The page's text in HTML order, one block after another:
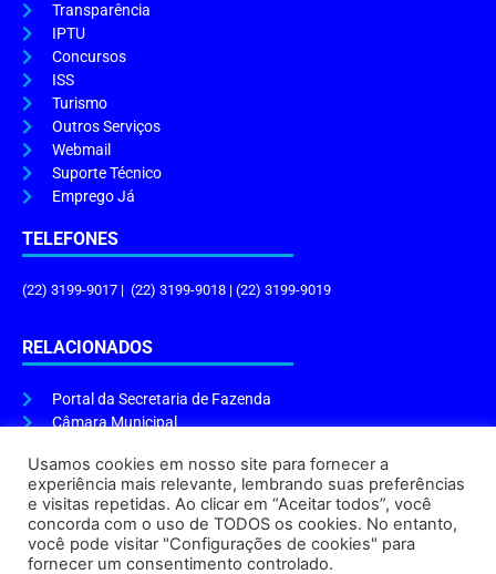
Transparência
IPTU
Concursos
ISS
Turismo
Outros Serviços
Webmail
Suporte Técnico
Emprego Já
TELEFONES
(22) 3199-9017 | (22) 3199-9018 | (22) 3199-9019
RELACIONADOS
Portal da Secretaria de Fazenda
Câmara Municipal
ENDEREÇO E HORÁRIO
Endereço:Praça Tiradentes, s/n – Centro, Cabo Frio – RJ, 28906-290
Atendimento do Protocolo Geral da Prefeitura:9h às 16h
Usamos cookies em nosso site para fornecer a
experiência mais relevante, lembrando suas preferências
e visitas repetidas. Ao clicar em “Aceitar todos”, você
concorda com o uso de TODOS os cookies. No entanto,
você pode visitar "Configurações de cookies" para
fornecer um consentimento controlado.